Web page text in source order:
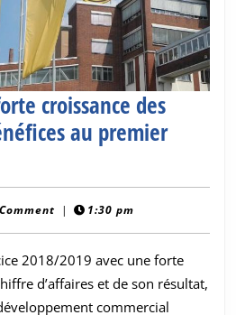
croissance des
au premier
| 1:30 pm
2018/2019 avec une forte
d’affaires et de son résultat,
commercial